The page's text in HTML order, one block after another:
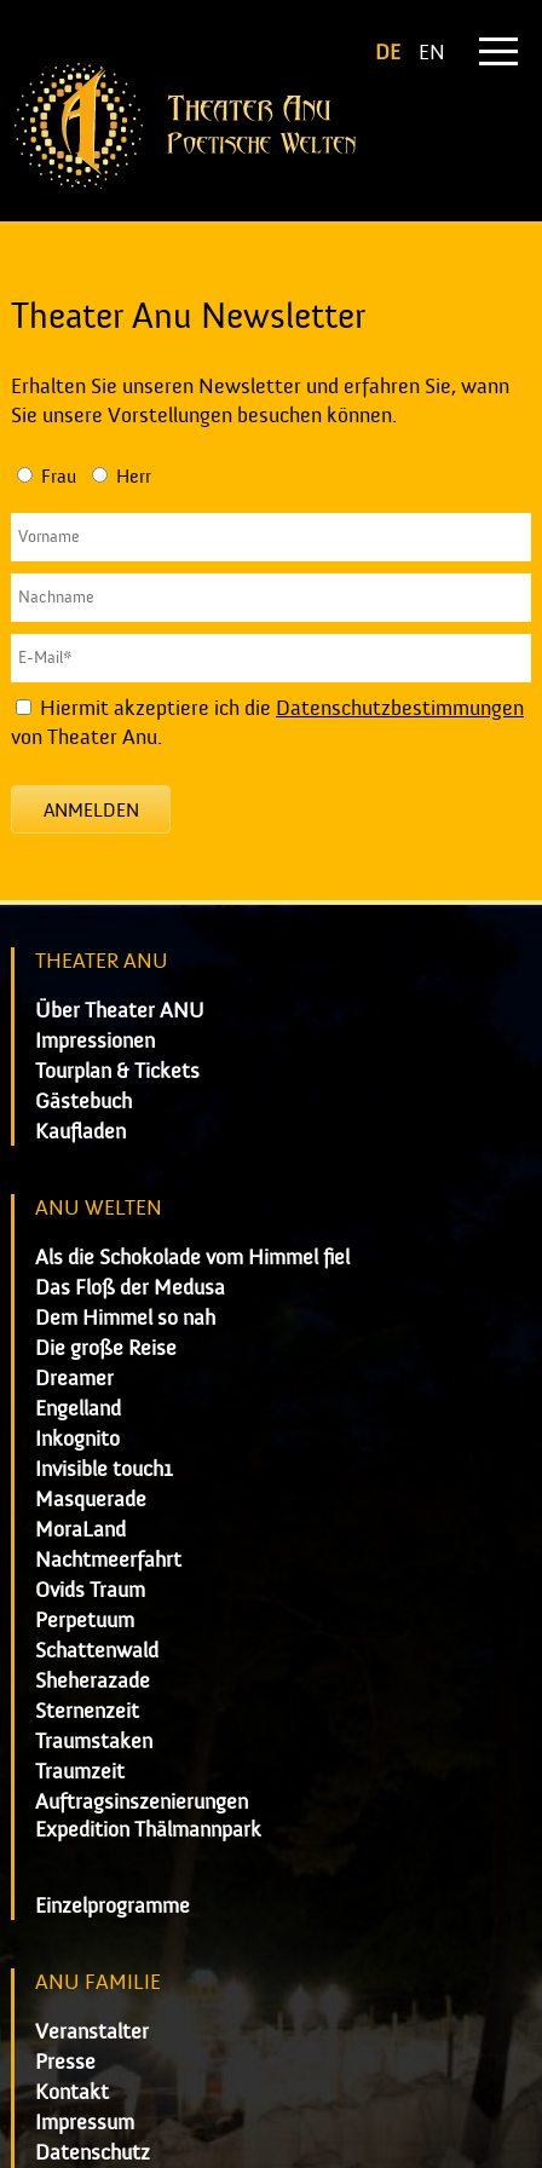
DE EN
Theater Anu Newsletter
Erhalten Sie unseren Newsletter und erfahren Sie, wann
Sie unsere Vorstellungen besuchen können.
Frau Herr
Hiermit akzeptiere ich die Datenschutzbestimmungen
von Theater Anu.
ANMELDEN
THEATER ANU
Über Theater ANU
Impressionen
Tourplan & Tickets
Gästebuch
Kaufladen
ANU WELTEN
Als die Schokolade vom Himmel fiel
Das Floß der Medusa
Dem Himmel so nah
Die große Reise
Dreamer
Engelland
Inkognito
Invisible touch1
Masquerade
MoraLand
Nachtmeerfahrt
Ovids Traum
Perpetuum
Schattenwald
Sheherazade
Sternenzeit
Traumstaken
Traumzeit
Auftragsinszenierungen
Expedition Thälmannpark
Einzelprogramme
ANU FAMILIE
Veranstalter
Presse
Kontakt
Impressum
Datenschutz